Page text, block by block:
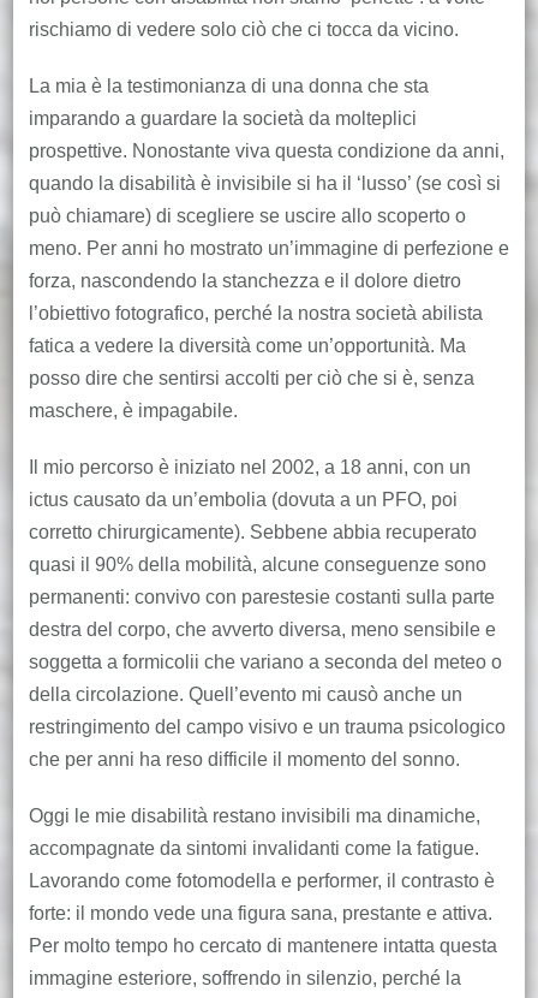
rischiamo di vedere solo ciò che ci tocca da vicino.
La mia è la testimonianza di una donna che sta
imparando a guardare la società da molteplici
prospettive. Nonostante viva questa condizione da anni,
quando la disabilità è invisibile si ha il ‘lusso’ (se così si
può chiamare) di scegliere se uscire allo scoperto o
meno. Per anni ho mostrato un’immagine di perfezione e
forza, nascondendo la stanchezza e il dolore dietro
l’obiettivo fotografico, perché la nostra società abilista
fatica a vedere la diversità come un’opportunità. Ma
posso dire che sentirsi accolti per ciò che si è, senza
maschere, è impagabile.
Il mio percorso è iniziato nel 2002, a 18 anni, con un
ictus causato da un’embolia (dovuta a un PFO, poi
corretto chirurgicamente). Sebbene abbia recuperato
quasi il 90% della mobilità, alcune conseguenze sono
permanenti: convivo con parestesie costanti sulla parte
destra del corpo, che avverto diversa, meno sensibile e
soggetta a formicolii che variano a seconda del meteo o
della circolazione. Quell’evento mi causò anche un
restringimento del campo visivo e un trauma psicologico
che per anni ha reso difficile il momento del sonno.
Oggi le mie disabilità restano invisibili ma dinamiche,
accompagnate da sintomi invalidanti come la fatigue.
Lavorando come fotomodella e performer, il contrasto è
forte: il mondo vede una figura sana, prestante e attiva.
Per molto tempo ho cercato di mantenere intatta questa
immagine esteriore, soffrendo in silenzio, perché la